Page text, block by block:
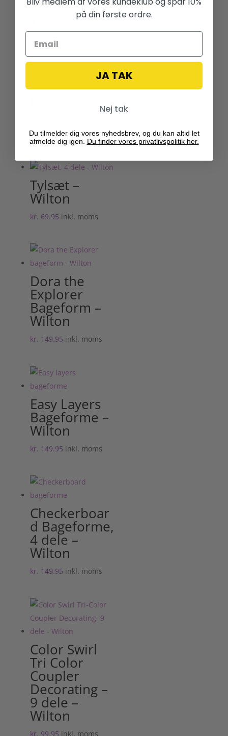
Rullepind –
Rullepind 50
cm – Wilton
kr. 199.95 inkl. moms
Tylsæt –
Wilton
kr. 69.95 inkl. moms
Dora the
Explorer
Bageform –
Wilton
kr. 149.95 inkl. moms
Easy Layers
Bageforme –
Wilton
kr. 149.95 inkl. moms
Checkerboar
d Bageforme,
4 dele –
Wilton
kr. 149.95 inkl. moms
Color Swirl
Tri Color
Coupler
Decorating –
9 dele –
Wilton
kr. 99.95 inkl. moms
på din første ordre.
JA TAK
Nej tak
Du tilmelder dig vores nyhedsbrev, og du kan altid let
afmelde dig igen. Du finder vores privatlivspolitik her.